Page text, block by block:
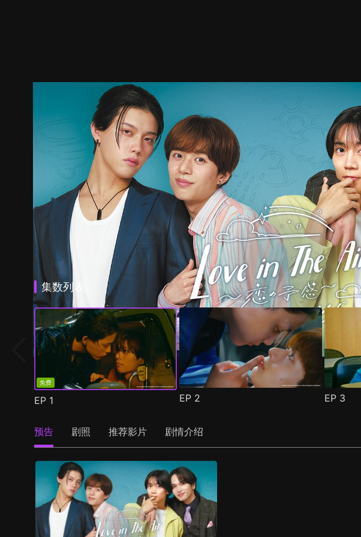
集数列表
免费
EP 1 EP 2 EP 3
预告 剧照 推荐影片 剧情介绍